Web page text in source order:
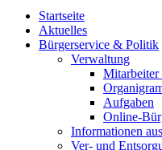
Startseite
Aktuelles
Bürgerservice & Politik
Verwaltung
Mitarbeiter
Aufgaben
Online-
Informationen
Ver- und